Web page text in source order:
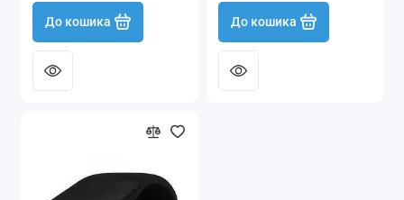
До кошика До кошика